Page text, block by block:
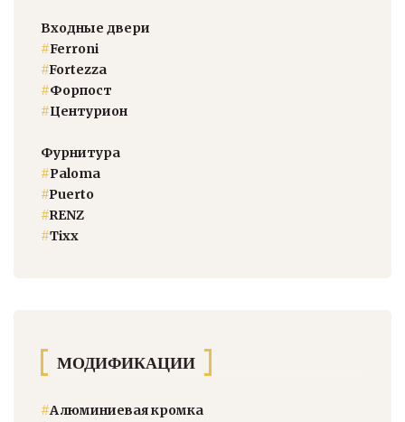
Входные двери
#Ferroni
#Fortezza
#Форпост
#Центурион
Фурнитура
#Paloma
#Puerto
#RENZ
#Тixx
МОДИФИКАЦИИ
#Алюминиевая кромка